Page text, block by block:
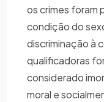
os crimes foram
condição do
discriminação à
qualificadoras
considerado
moral e